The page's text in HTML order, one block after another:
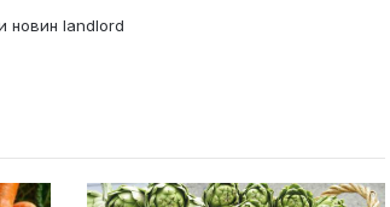
новин landlord